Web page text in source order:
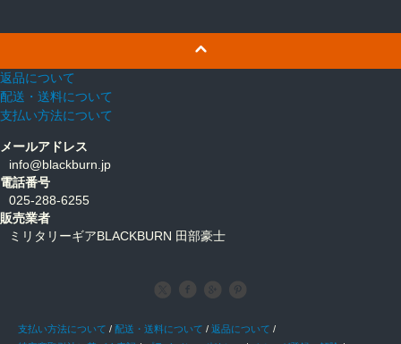
返品について
配送・送料について
支払い方法について
メールアドレス
info@blackburn.jp
電話番号
025-288-6255
販売業者
ミリタリーギアBLACKBURN 田部豪士
支払い方法について / 配送・送料について / 返品について /